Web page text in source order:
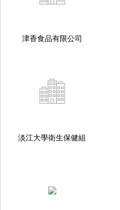
津香食品有限公司
淡江大學衛生保健組